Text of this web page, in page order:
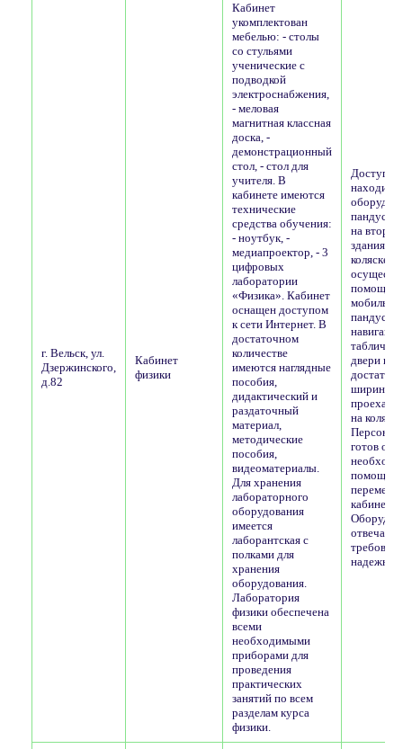
г. Вельск, ул.
Дзержинского,
д.82
Кабинет
физики
Кабинет
укомплектован
мебелью: - столы
со стульями
ученические с
подводкой
электроснабжения,
- меловая
магнитная классная
доска, -
демонстрационный
стол, - стол для
учителя. В
кабинете имеются
технические
средства обучения:
- ноутбук, -
медиапроектор, - 3
цифровых
лаборатории
«Физика». Кабинет
оснащен доступом
к сети Интернет. В
достаточном
количестве
имеются наглядные
пособия,
дидактический и
раздаточный
материал,
методические
пособия,
видеоматериалы.
Для хранения
лабораторного
оборудования
имеется
лаборантская с
полками для
хранения
оборудования.
Лаборатория
физики обеспечена
всеми
необходимыми
приборами для
проведения
практических
занятий по всем
разделам курса
физики.
Доступ в
на
здания
коляске
помощью
пандуса.
двери в
ширины,
проехать
на
Персонал
готов
помощь
кабинету.
отвечает